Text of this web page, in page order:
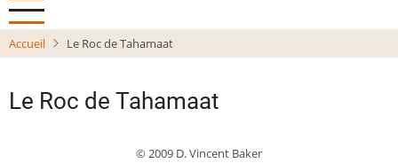
Accueil Le Roc de Tahamaat
Le Roc de Tahamaat
© 2009 D. Vincent Baker